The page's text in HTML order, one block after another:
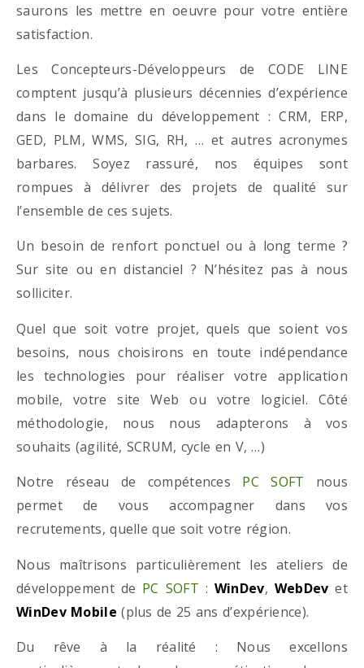
saurons les mettre en oeuvre pour votre entière
satisfaction.
Les Concepteurs-Développeurs de CODE LINE
comptent jusqu’à plusieurs décennies d’expérience
dans le domaine du développement : CRM, ERP,
GED, PLM, WMS, SIG, RH, … et autres acronymes
barbares. Soyez rassuré, nos équipes sont
rompues à délivrer des projets de qualité sur
l’ensemble de ces sujets.
Un besoin de renfort ponctuel ou à long terme ?
Sur site ou en distanciel ? N’hésitez pas à nous
solliciter.
Quel que soit votre projet, quels que soient vos
besoins, nous choisirons en toute indépendance
les technologies pour réaliser votre application
mobile, votre site Web ou votre logiciel. Côté
méthodologie, nous nous adapterons à vos
souhaits (agilité, SCRUM, cycle en V, …)
Notre réseau de compétences PC SOFT nous
permet de vous accompagner dans vos
recrutements, quelle que soit votre région.
Nous maîtrisons particulièrement les ateliers de
développement de PC SOFT : WinDev, WebDev et
WinDev Mobile (plus de 25 ans d’expérience).
Du rêve à la réalité : Nous excellons